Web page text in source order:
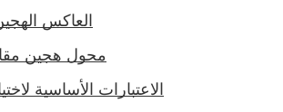
العاكس
محول هجين
الاعتبارات الأساسية